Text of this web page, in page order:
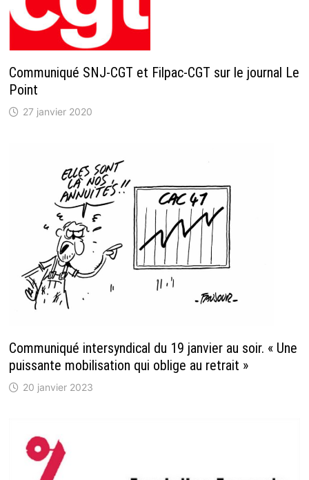
Communiqué SNJ-CGT et Filpac-CGT sur le journal Le
Point
27 janvier 2020
Communiqué intersyndical du 19 janvier au soir. « Une
puissante mobilisation qui oblige au retrait »
20 janvier 2023